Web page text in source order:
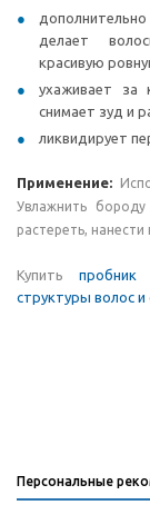
делает
красивую
ухаживает за
снимает зуд и
ликвидирует
Применение: И
Увлажнить
растереть, нанести
Купить
структуры волос
Персональные